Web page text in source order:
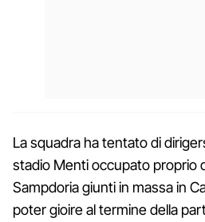
La squadra ha tentato di
stadio Menti occupato proprio
Sampdoria giunti in massa in
poter gioire al termine della